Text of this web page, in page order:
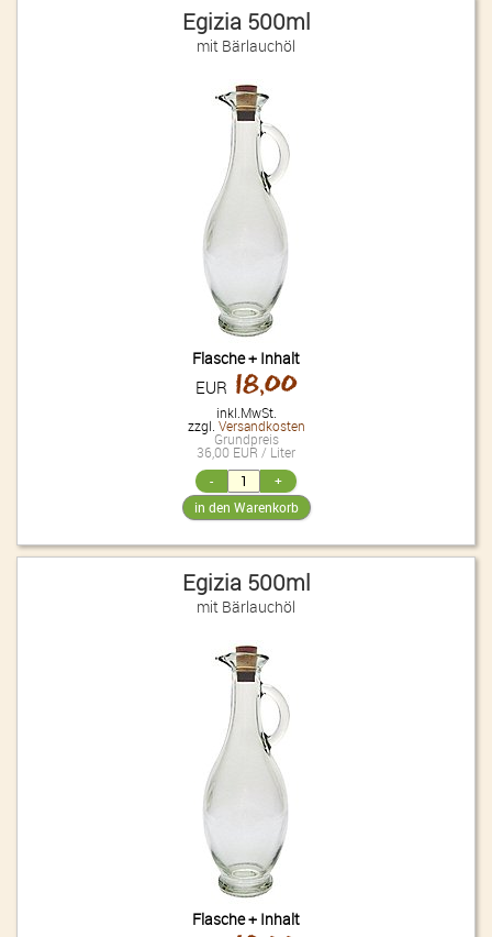
Egizia 500ml
mit Bärlauchöl
Flasche + Inhalt
EUR 18,00
inkl.MwSt.
zzgl. Versandkosten
Grundpreis
36,00 EUR / Liter
Egizia 500ml
mit Bärlauchöl
Flasche + Inhalt